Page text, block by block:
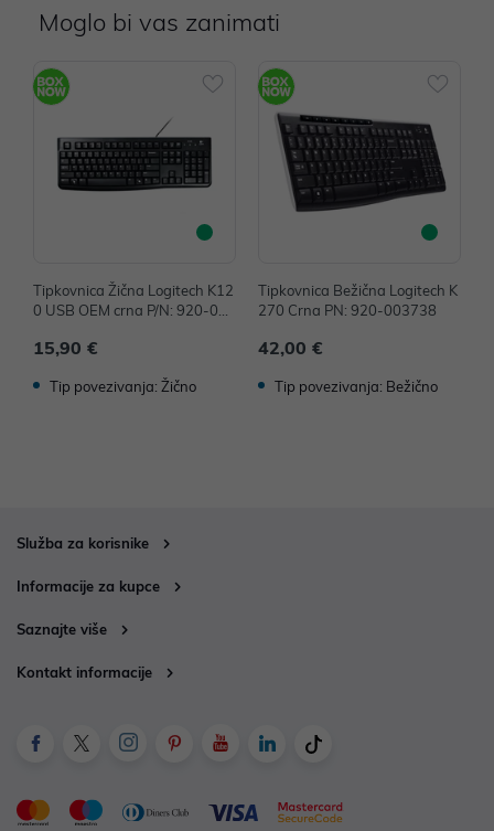
Moglo bi vas zanimati
Tipkovnica Žična Logitech K12
0 USB OEM crna P/N: 920-002
15,90 €
Tip povezivanja: Žično
Tipkovnica Bežična Logitech K
270 Crna PN: 920-003738
42,00 €
Tip povezivanja: Bežično
Služba za korisnike
Informacije za kupce
Saznajte više
Kontakt informacije